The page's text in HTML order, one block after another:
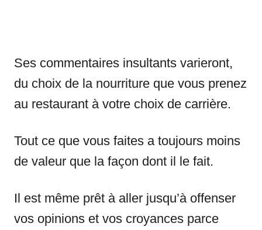
Ses commentaires insultants varieront,
du choix de la nourriture que vous prenez
au restaurant à votre choix de carrière.
Tout ce que vous faites a toujours moins
de valeur que la façon dont il le fait.
Il est même prêt à aller jusqu’à offenser
vos opinions et vos croyances parce